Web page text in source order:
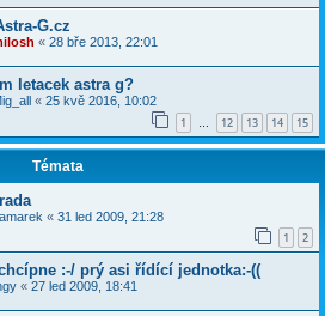
G.cz
« 28 bře 2013, 22:01
letacek astra g?
« 25 kvě 2016, 10:02
1 … 12 13 14 15
Témata
« 31 led 2009, 21:28
1 2
:-/ prý asi řídící jednotka:-((
« 27 led 2009, 18:41